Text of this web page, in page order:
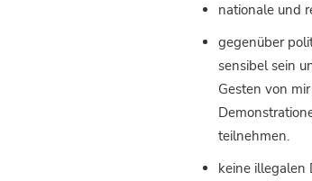
nationale und
gegenüber
sensibel sein
Gesten von
teilnehmen.
keine illegalen